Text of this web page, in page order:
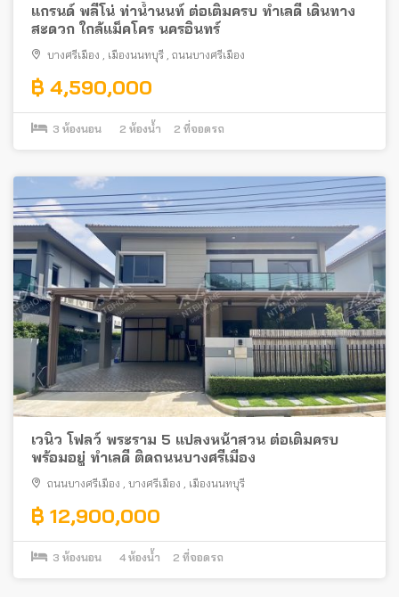
แกรนด์ พลีโน่ ท่าน้ำนนท์ ต่อเติมครบ ทำเลดี เดินทาง
สะดวก ใกล้แม็คโคร นครอินทร์
บางศรีเมือง เมืองนนทบุรี ถนนบางศรีเมือง
฿ 4,590,000
3 ห้องนอน 2 ห้องน้ำ 2 ที่จอดรถ
เวนิว โฟลว์ พระราม 5 แปลงหน้าสวน ต่อเติมครบ
พร้อมอยู่ ทำเลดี ติดถนนบางศรีเมือง
ถนนบางศรีเมือง บางศรีเมือง เมืองนนทบุรี
฿ 12,900,000
3 ห้องนอน 4 ห้องน้ำ 2 ที่จอดรถ